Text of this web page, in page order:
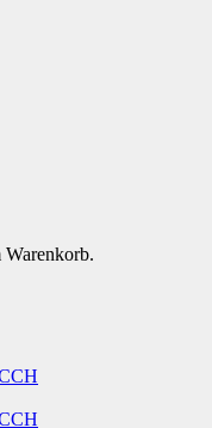
Warenkorb.